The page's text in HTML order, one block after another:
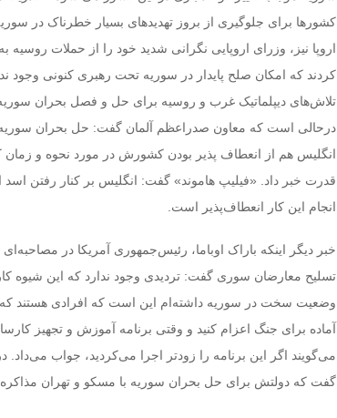
کشورها برای جلوگیری از بروز تهدیدهای بسیار خطرناک در
اروپا نیز، وزرای اروپایی نگرانی شدید خود را از حملات روسیه
کردند که امکان صلح پایدار در سوریه تحت رهبری کنونی وجود
تلاش‌های دیپلماتیک غرب و روسیه برای حل و فصل بحران
درحالی است که معاون صدراعظم آلمان گفت: حل بحران
انگلیس هم از انعطاف پذیر بودن کشورش در مورد نحوه و زمان
قدرت خبر داد. «فیلیپ هاموند» گفت: انگلیس بر کنار رفتن اسد
انجام این کار انعطاف‌پذیر است.
خبر دیگر اینکه باراک اوباما، رئیس‌جمهوری آمریکا در
تسلیح معارضان سوری گفت: تردیدی وجود ندارد که این شیوه
وضعیت سخت در سوریه داشته‌ام این است که افرادی هستند که
آماده برای جنگ اعزام کنید و وقتی برنامه آموزش و تجهیز
می‌گویند اگر این برنامه را زودتر اجرا می‌کردید، جواب می‌داد.
گفت که دولتش برای حل بحران سوریه با مسکو و تهران مذاکره